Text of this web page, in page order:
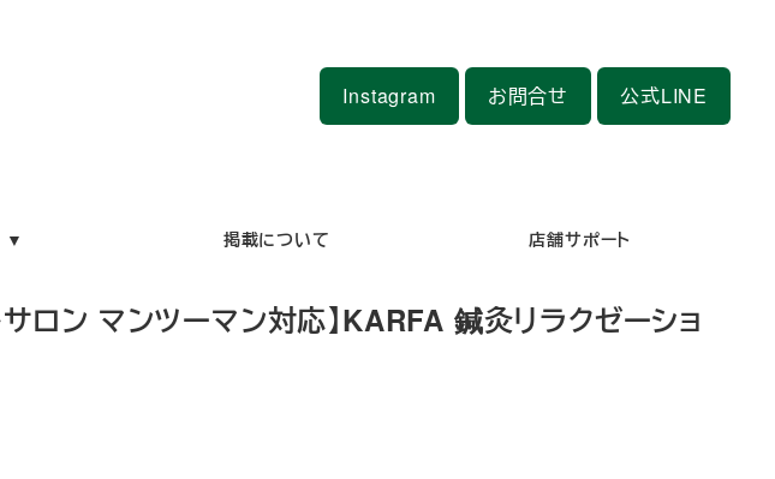
Instagram お問合せ 公式LINE
▼ 掲載について 店舗サポート
ロン マンツーマン対応】KARFA 鍼灸リラクゼーショ